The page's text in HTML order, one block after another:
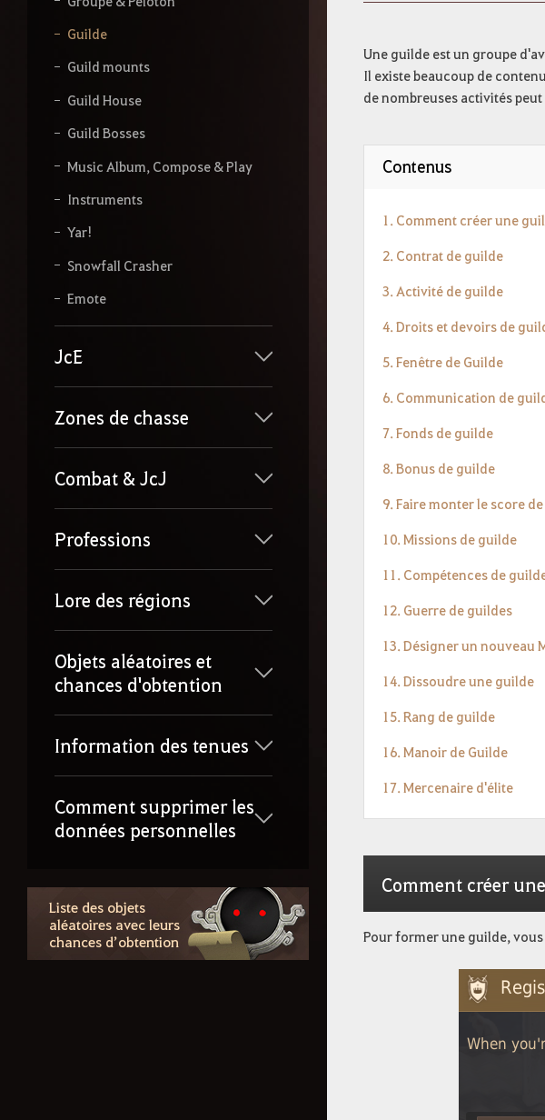
Guilde
Guild mounts
Guild House
Guild Bosses
Music Album, Compose & Play
Instruments
Yar!
Snowfall Crasher
Emote
JcE
Zones de chasse
Combat & JcJ
Professions
Lore des régions
Objets aléatoires et
chances d'obtention
Information des tenues
Comment supprimer les
données personnelles
Liste des objets
aléatoires avec leurs
chances d’obtention
Une guilde est un groupe
Il existe beaucoup de
de nombreuses activités
Contenus
1. Comment créer une
2. Contrat de guilde
3. Activité de guilde
4. Droits et devoirs de
5. Fenêtre de Guilde
6. Communication de
7. Fonds de guilde
8. Bonus de guilde
9. Faire monter le score
10. Missions de guilde
11. Compétences de
12. Guerre de guildes
13. Désigner un nouveau
14. Dissoudre une guilde
15. Rang de guilde
16. Manoir de Guilde
17. Mercenaire d'élite
Comment créer
Pour former une guilde,